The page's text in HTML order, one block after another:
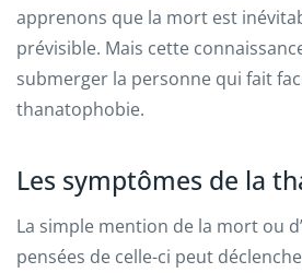
apprenons que la mort est
prévisible. Mais cette
submerger la personne qui fait
thanatophobie.
Les symptômes de la
La simple mention de la mort ou
pensées de celle-ci peut